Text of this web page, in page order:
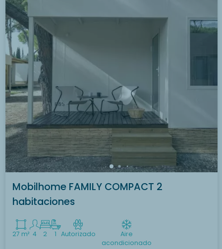
Mobilhome FAMILY COMPACT 2
habitaciones
27 m² 4 2 1 Autorizado
Aire
acondicionado